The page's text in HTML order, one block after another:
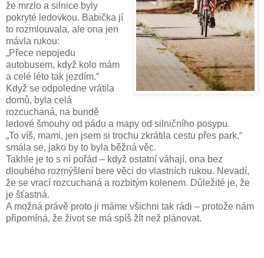
že mrzlo a silnice byly
pokryté ledovkou. Babička jí
to rozmlouvala, ale ona jen
mávla rukou:
„Přece nepojedu
autobusem, když kolo mám
a celé léto tak jezdím.“
Když se odpoledne vrátila
domů, byla celá
rozcuchaná, na bundě
ledové šmouhy od pádu a mapy od silničního posypu.
„To víš, mami, jen jsem si trochu zkrátila cestu přes park,“
smála se, jako by to byla běžná věc.
Takhle je to s ní pořád – když ostatní váhají, ona bez
dlouhého rozmýšlení bere věci do vlastních rukou. Nevadí,
že se vrací rozcuchaná a rozbitým kolenem. Důležité je, že
je šťastná.
A možná právě proto ji máme všichni tak rádi – protože nám
připomíná, že život se má spíš žít než plánovat.